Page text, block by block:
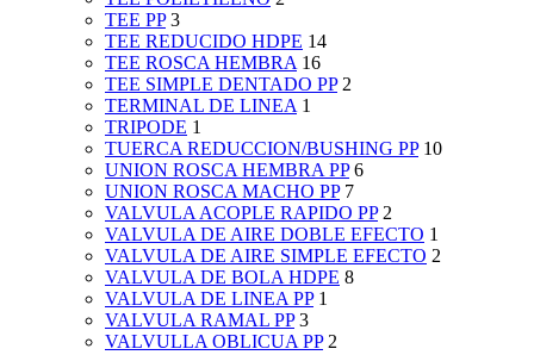
TEE PP 3
TEE REDUCIDO HDPE 14
TEE ROSCA HEMBRA 16
TEE SIMPLE DENTADO PP 2
TERMINAL DE LINEA 1
TRIPODE 1
TUERCA REDUCCION/BUSHING PP 10
UNION ROSCA HEMBRA PP 6
UNION ROSCA MACHO PP 7
VALVULA ACOPLE RAPIDO PP 2
VALVULA DE AIRE DOBLE EFECTO 1
VALVULA DE AIRE SIMPLE EFECTO 2
VALVULA DE BOLA HDPE 8
VALVULA DE LINEA PP 1
VALVULA RAMAL PP 3
VALVULLA OBLICUA PP 2